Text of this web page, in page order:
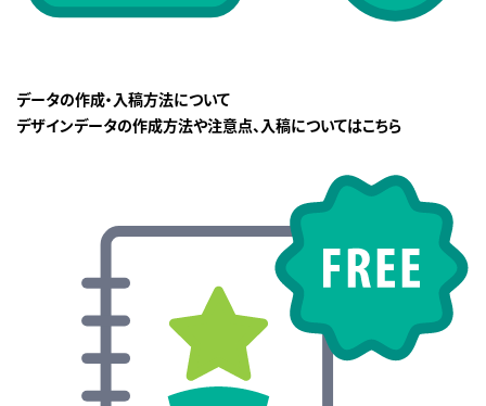
データの作成・入稿方法について
デザインデータの作成方法や注意点、入稿についてはこちら